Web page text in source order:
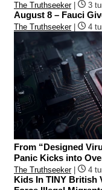
The Truthseeker| 3
August 8 – Fauci
The Truthseeker| 4
From “Designed
Panic Kicks into
The Truthseeker| 4
Kids In TINY British